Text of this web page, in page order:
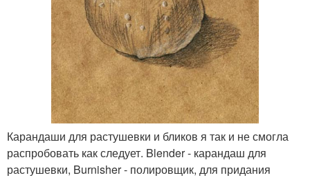
Карандаши для растушевки и бликов я так и не смогла
распробовать как следует. Blender - карандаш для
растушевки, Burnisher - полировщик, для придания